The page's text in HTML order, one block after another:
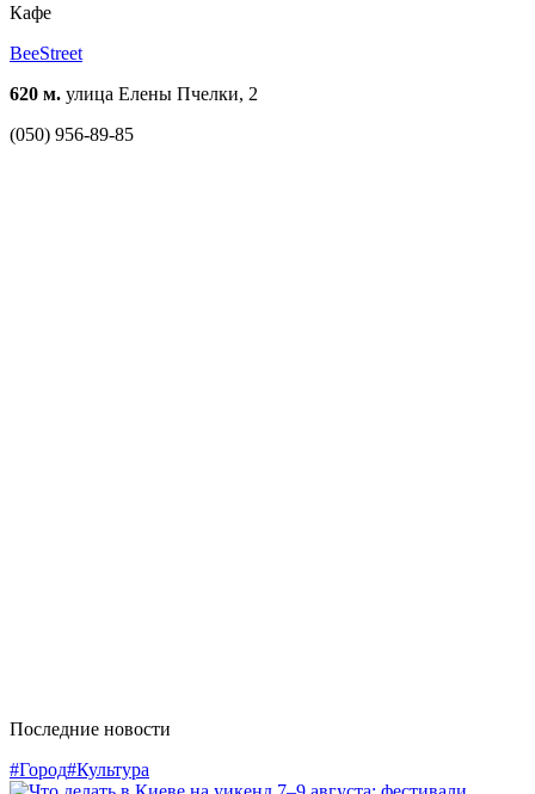
Кафе
BeeStreet
620 м. улица Елены Пчелки, 2
(050) 956-89-85
Последние новости
#Город#Культура